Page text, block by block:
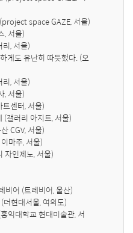
space GAZE, 서울)
, 서울)
, 서울)
게도 유난히 따듯했다. (오
, 서울)
, 서울)
센터, 서울)
갤러리 아지트, 서울)
CGV, 서울)
마주, 서울)
인제노, 서울)
어 (트레비어, 울산)
현대서울, 여의도)
대학교 현대미술관, 서